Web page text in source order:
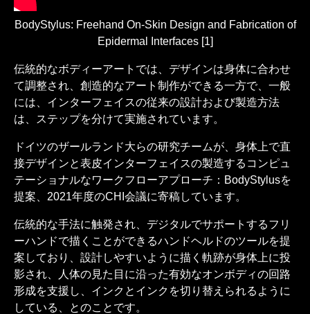
BodyStylus: Freehand On-Skin Design and Fabrication of
Epidermal Interfaces [1]
伝統的なボディーアートでは、デザインは身体に合わせ
て調整され、創造的なアート制作ができる一方で、一般
には、インターフェイスの従来の設計および製造方法
は、ステップを分けて実施されています。
ドイツのザールランド大らの研究チームが、身体上で直
接デザインと表皮インターフェイスの製造するコンピュ
テーショナルなワークフローアプローチ：BodyStylusを
提案、2021年度のCHI会議に寄稿しています。
伝統的な手法に触発され、デジタルでサポートするフリ
ーハンドで描くことができるハンドヘルドのツールを提
案しており、設計しやすいように描く軌跡が身体上に投
影され、人体の見た目に沿った有効なオンボディの回路
形成を支援し、インクとインクを切り替えられるように
している、とのことです。